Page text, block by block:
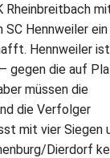
Rheinbreitbach
Hennweiler ein
Hennweiler ist
gegen die auf
müssen die
die Verfolger
mit vier Siegen
Dierdorf